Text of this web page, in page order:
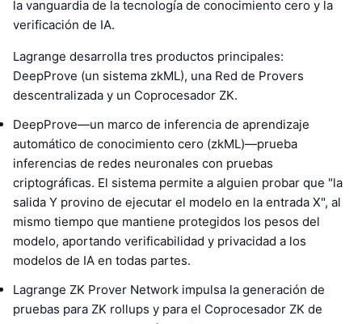
la vanguardia de la tecnología de conocimiento cero y la
verificación de IA.
Lagrange desarrolla tres productos principales:
DeepProve (un sistema zkML), una Red de Provers
descentralizada y un Coprocesador ZK.
DeepProve—un marco de inferencia de aprendizaje
automático de conocimiento cero (zkML)—prueba
inferencias de redes neuronales con pruebas
criptográficas. El sistema permite a alguien probar que "la
salida Y provino de ejecutar el modelo en la entrada X", al
mismo tiempo que mantiene protegidos los pesos del
modelo, aportando verificabilidad y privacidad a los
modelos de IA en todas partes.
Lagrange ZK Prover Network impulsa la generación de
pruebas para ZK rollups y para el Coprocesador ZK de